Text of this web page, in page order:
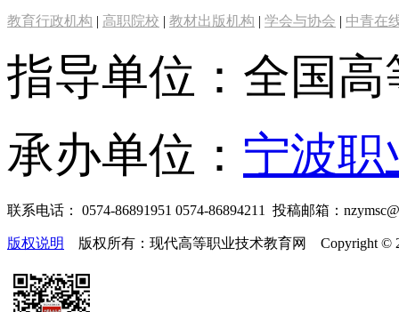
教育行政机构 | 高职院校 | 教材出版机构 | 学会与协会 | 中青在
指导单位：全国
承办单位： 宁波
联系电话： 0574-86891951 0574-86894211 投稿邮箱：
版权说明 版权所有：现代高等职业技术教育网 Copyright ©